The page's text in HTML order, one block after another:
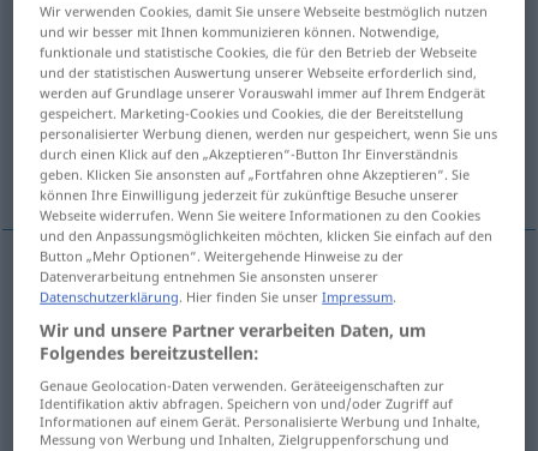
Übersicht aller Übersetzungen
(Für mehr Details die Übersetzung anklicken/antippen)
сбивчив\ый, неясный
смущe.нный, сконфуженный
сбивчив\ый konfus verworren, unklar
неясный, -ен, -на, -o konfus
смущённый,-ён, -ена konfusPerson
Wir verwenden Cookies, damit Sie unsere Webseite bestmöglich nutzen
und wir besser mit Ihnen kommunizieren können. Notwendige,
funktionale und statistische Cookies, die für den Betrieb der Webseite
und der statistischen Auswertung unserer Webseite erforderlich sind,
werden auf Grundlage unserer Vorauswahl immer auf Ihrem Endgerät
gespeichert. Marketing-Cookies und Cookies, die der Bereitstellung
personalisierter Werbung dienen, werden nur gespeichert, wenn Sie uns
durch einen Klick auf den „Akzeptieren“-Button Ihr Einverständnis
geben. Klicken Sie ansonsten auf „Fortfahren ohne Akzeptieren“. Sie
können Ihre Einwilligung jederzeit für zukünftige Besuche unserer
Webseite widerrufen. Wenn Sie weitere Informationen zu den Cookies
und den Anpassungsmöglichkeiten möchten, klicken Sie einfach auf den
Button „Mehr Optionen“. Weitergehende Hinweise zu der
Datenverarbeitung entnehmen Sie ansonsten unserer
Datenschutzerklärung. Hier finden Sie unserImpressum.
Wir und unsere Partner verarbeiten Daten, um
Folgendes bereitzustellen:
Genaue Geolocation-Daten verwenden. Geräteeigenschaften zur
Identifikation aktiv abfragen. Speichern von und/oder Zugriff auf
Informationen auf einem Gerät. Personalisierte Werbung und Inhalte,
Messung von Werbung und Inhalten, Zielgruppenforschung und